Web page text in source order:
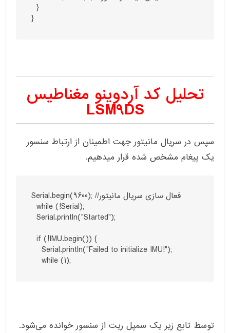
  }
تحلیل کد آردوینو مغناطیس
LSM9DS
سپس در سریال مانیتور جهت اطمینان از ارتباط سنسور
یک پیغام مشخص شده قرار میدهیم.
Serial.begin(9600); //فعال سازی سریال مانیتور
  while (!Serial);
  Serial.println("Started");
  if (!IMU.begin()) {
    Serial.println("Failed to initialize IMU!");
    while (1);
توسط تابع زیر یک سمپل ریت از سنسور خوانده می‌شود.